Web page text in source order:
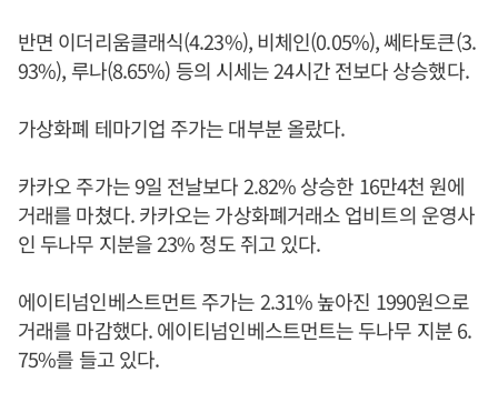
반면 이더리움클래식(4.23%), 비체인(0.05%), 쎄타토큰(3.
93%), 루나(8.65%) 등의 시세는 24시간 전보다 상승했다.
가상화폐 테마기업 주가는 대부분 올랐다.
카카오 주가는 9일 전날보다 2.82% 상승한 16만4천 원에
거래를 마쳤다. 카카오는 가상화폐거래소 업비트의 운영사
인 두나무 지분을 23% 정도 쥐고 있다.
에이티넘인베스트먼트 주가는 2.31% 높아진 1990원으로
거래를 마감했다. 에이티넘인베스트먼트는 두나무 지분 6.
75%를 들고 있다.